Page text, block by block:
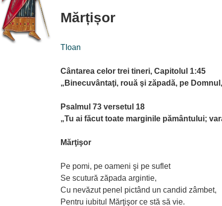
Mărțișor
TIoan
Cântarea celor trei tineri, Capitolul 1:45
„Binecuvântaţi, rouă şi zăpadă, pe
Psalmul 73 versetul 18
„Tu ai făcut toate marginile pământului;
Mărţişor
Pe pomi, pe oameni şi pe suflet
Se scutură zăpada argintie,
Cu nevăzut penel pictând un candid zâmbet,
Pentru iubitul Mărţişor ce stă să vie.